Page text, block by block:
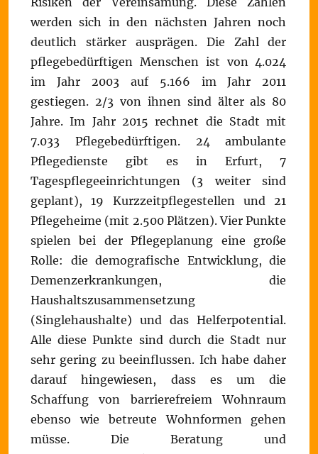
werden sich in den nächsten Jahren noch
deutlich stärker ausprägen. Die Zahl der
pflegebedürftigen Menschen ist von 4.024
im Jahr 2003 auf 5.166 im Jahr 2011
gestiegen. 2/3 von ihnen sind älter als 80
Jahre. Im Jahr 2015 rechnet die Stadt mit
7.033 Pflegebedürftigen. 24 ambulante
Pflegedienste gibt es in Erfurt, 7
Tagespflegeeinrichtungen (3 weiter sind
geplant), 19 Kurzzeitpflegestellen und 21
Pflegeheime (mit 2.500 Plätzen). Vier Punkte
spielen bei der Pflegeplanung eine große
Rolle: die demografische Entwicklung, die
Demenzerkrankungen, die
Haushaltszusammensetzung
(Singlehaushalte) und das Helferpotential.
Alle diese Punkte sind durch die Stadt nur
sehr gering zu beeinflussen. Ich habe daher
darauf hingewiesen, dass es um die
Schaffung von barrierefreiem Wohnraum
ebenso wie betreute Wohnformen gehen
müsse. Die Beratung und